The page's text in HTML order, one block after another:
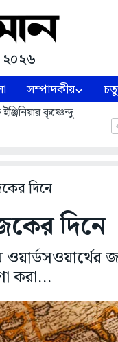
সম্পাদকীয়
কৃষ্ণেন্দু
দিনে
দিনে
করা...